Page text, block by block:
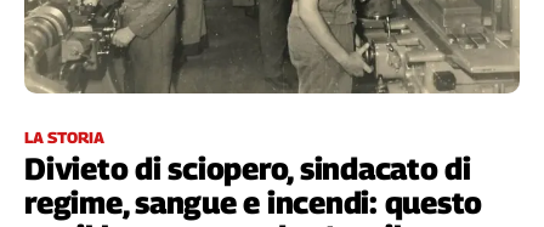
Welfare
Italia
Internazionale
Categorie
Filcams
LA STORIA
Divieto di sciopero, sindacato di
regime, sangue e incendi: questo